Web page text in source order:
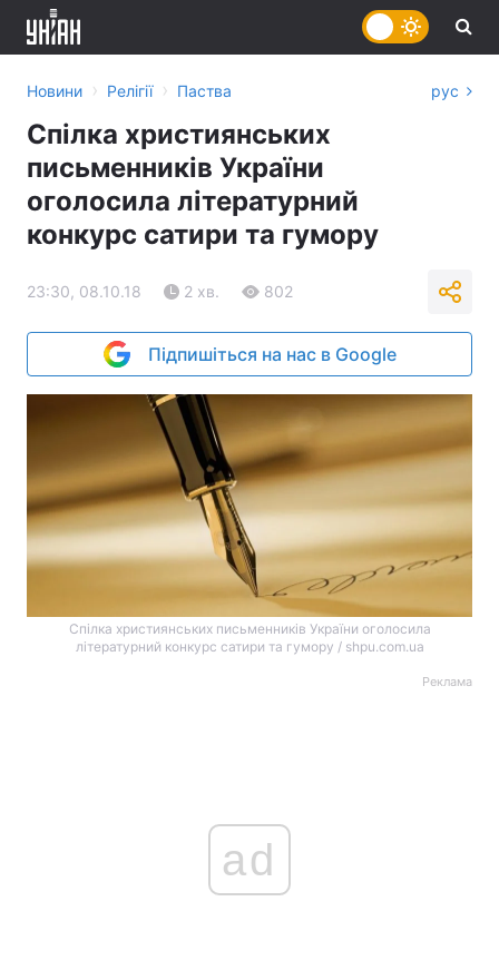
Новини › Релігії › Паства рус
Спілка християнських
письменників України
оголосила літературний
конкурс сатири та гумору
23:30, 08.10.18 2 хв. 802
Підпишіться на нас в Google
Спілка християнських письменників України оголосила
літературний конкурс сатири та гумору / shpu.com.ua
Реклама
ad